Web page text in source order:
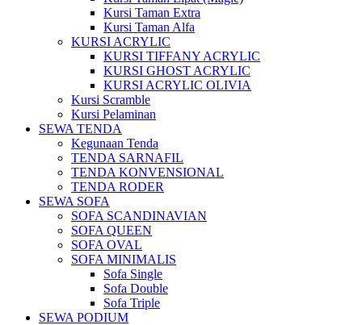
Kursi Taman Extra
Kursi Taman Alfa
KURSI ACRYLIC
KURSI TIFFANY ACRYLIC
KURSI GHOST ACRYLIC
KURSI ACRYLIC OLIVIA
Kursi Scramble
Kursi Pelaminan
SEWA TENDA
Kegunaan Tenda
TENDA SARNAFIL
TENDA KONVENSIONAL
TENDA RODER
SEWA SOFA
SOFA SCANDINAVIAN
SOFA QUEEN
SOFA OVAL
SOFA MINIMALIS
Sofa Single
Sofa Double
Sofa Triple
SEWA PODIUM